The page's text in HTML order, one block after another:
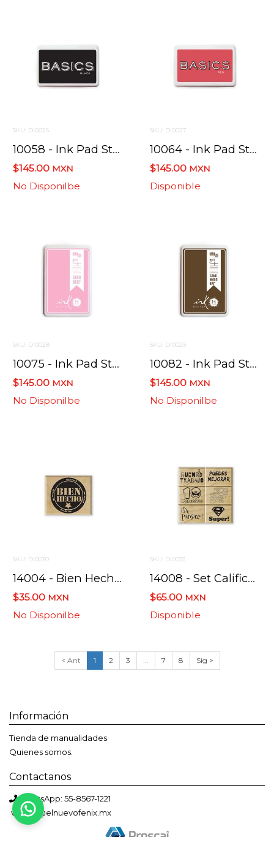
SKU: DI0025
10058 - Ink Pad Std Anilina Negro Basico
$145.00 MXN
No Disponilbe
SKU: DI0027
10064 - Ink Pad Std Anilina Rojo Basico
$145.00 MXN
Disponible
SKU: DI0028
10075 - Ink Pad Std Hybrido 708 Sherbet
$145.00 MXN
No Disponilbe
SKU: DI0029
10082 - Ink Pad Std Hybrido Sandwood Bay
$145.00 MXN
No Disponilbe
SKU: DI0030
14004 - Bien Hecho Individual
$35.00 MXN
No Disponilbe
SKU: DI0033
14008 - Set Calificadores
$65.00 MXN
Disponible
< Ant 1 2 3 ... 7 8 Sig >
Información
Tienda de manualidades
Quienes somos.
Contactanos
WhatsApp: 55-8567-1221
ventas@elnuevofenix.mx
Bienvenido a El Nuevo Fénix
Solemos responder en menos de una hora